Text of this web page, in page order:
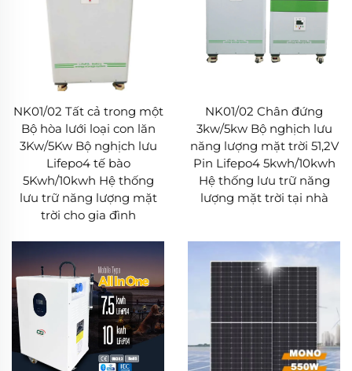
NK01/02 Tất cả trong một
Bộ hòa lưới loại con lăn
3Kw/5Kw Bộ nghịch lưu
Lifepo4 tế bào
5Kwh/10kwh Hệ thống
lưu trữ năng lượng mặt
trời cho gia đình
NK01/02 Chân đứng
3kw/5kw Bộ nghịch lưu
năng lượng mặt trời 51,2V
Pin Lifepo4 5kwh/10kwh
Hệ thống lưu trữ năng
lượng mặt trời tại nhà